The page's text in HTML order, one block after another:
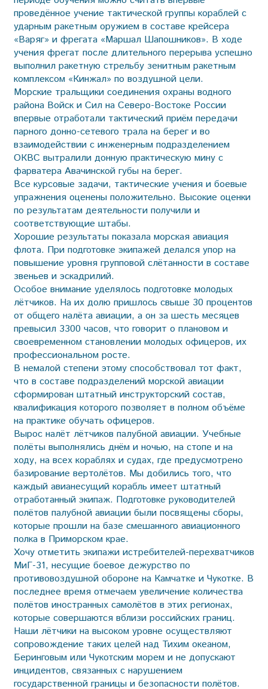
проведённое учение тактической группы кораблей с
ударным ракетным оружием в составе крейсера
«Варяг» и фрегата «Маршал Шапошников». В ходе
учения фрегат после длительного перерыва успешно
выполнил ракетную стрельбу зенитным ракетным
комплексом «Кинжал» по воздушной цели.
Морские тральщики соединения охраны водного
района Войск и Сил на Северо-Востоке России
впервые отработали тактический приём передачи
парного донно-сетевого трала на берег и во
взаимодействии с инженерным подразделением
ОКВС вытралили донную практическую мину с
фарватера Авачинской губы на берег.
Все курсовые задачи, тактические учения и боевые
упражнения оценены положительно. Высокие оценки
по результатам деятельности получили и
соответствующие штабы.
Хорошие результаты показала морская авиация
флота. При подготовке экипажей делался упор на
повышение уровня групповой слётанности в составе
звеньев и эскадрилий.
Особое внимание уделялось подготовке молодых
лётчиков. На их долю пришлось свыше 30 процентов
от общего налёта авиации, а он за шесть месяцев
превысил 3300 часов, что говорит о плановом и
своевременном становлении молодых офицеров, их
профессиональном росте.
В немалой степени этому способствовал тот факт,
что в составе подразделений морской авиации
сформирован штатный инструкторский состав,
квалификация которого позволяет в полном объёме
на практике обучать офицеров.
Вырос налёт лётчиков палубной авиации. Учебные
полёты выполнялись днём и ночью, на стопе и на
ходу, на всех кораблях и судах, где предусмотрено
базирование вертолётов. Мы добились того, что
каждый авианесущий корабль имеет штатный
отработанный экипаж. Подготовке руководителей
полётов палубной авиации были посвящены сборы,
которые прошли на базе смешанного авиационного
полка в Приморском крае.
Хочу отметить экипажи истребителей-перехватчиков
МиГ-31, несущие боевое дежурство по
противовоздушной обороне на Камчатке и Чукотке. В
последнее время отмечаем увеличение количества
полётов иностранных самолётов в этих регионах,
которые совершаются вблизи российских границ.
Наши лётчики на высоком уровне осуществляют
сопровождение таких целей над Тихим океаном,
Беринговым или Чукотским морем и не допускают
инцидентов, связанных с нарушением
государственной границы и безопасности полётов.